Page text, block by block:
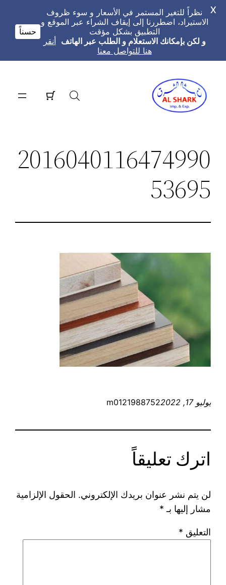
المحتوى
2016040116474990
53695
يوليو 17, 2022 m0121988752
اترك تعليقاً
لن يتم نشر عنوان بريدك الإلكتروني. الحقول الإلزامية
مشار إليها بـ *
التعليق *
نظراً للتغير المستمر في الأسعار و سوء ظروف
الاستيراد، اضطررنا إلى إيقاف الشراء عبر الموقع و
التطبيق بشكل مؤقت
و لكن بإمكانك الاستعلام و الطلب عبر الهاتف أنقر
هنا للتواصل معنا
حسناً
X